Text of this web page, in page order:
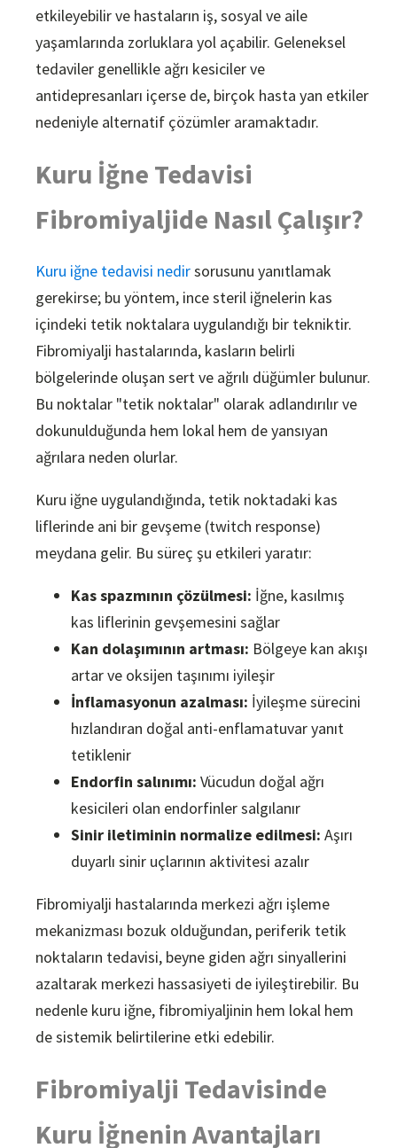
etkileyebilir ve hastaların iş, sosyal ve aile
yaşamlarında zorluklara yol açabilir. Geleneksel
tedaviler genellikle ağrı kesiciler ve
antidepresanları içerse de, birçok hasta yan etkiler
nedeniyle alternatif çözümler aramaktadır.
Kuru İğne Tedavisi
Fibromiyaljide Nasıl Çalışır?
Kuru iğne tedavisi nedirsorusunu yanıtlamak
gerekirse; bu yöntem, ince steril iğnelerin kas
içindeki tetik noktalara uygulandığı bir tekniktir.
Fibromiyalji hastalarında, kasların belirli
bölgelerinde oluşan sert ve ağrılı düğümler bulunur.
Bu noktalar "tetik noktalar" olarak adlandırılır ve
dokunulduğunda hem lokal hem de yansıyan
ağrılara neden olurlar.
Kuru iğne uygulandığında, tetik noktadaki kas
liflerinde ani bir gevşeme (twitch response)
meydana gelir. Bu süreç şu etkileri yaratır:
Kas spazmının çözülmesi: İğne, kasılmış
kas liflerinin gevşemesini sağlar
Kan dolaşımının artması: Bölgeye kan akışı
artar ve oksijen taşınımı iyileşir
İnflamasyonun azalması: İyileşme sürecini
hızlandıran doğal anti-enflamatuvar yanıt
tetiklenir
Endorfin salınımı: Vücudun doğal ağrı
kesicileri olan endorfinler salgılanır
Sinir iletiminin normalize edilmesi: Aşırı
duyarlı sinir uçlarının aktivitesi azalır
Fibromiyalji hastalarında merkezi ağrı işleme
mekanizması bozuk olduğundan, periferik tetik
noktaların tedavisi, beyne giden ağrı sinyallerini
azaltarak merkezi hassasiyeti de iyileştirebilir. Bu
nedenle kuru iğne, fibromiyaljinin hem lokal hem
de sistemik belirtilerine etki edebilir.
Fibromiyalji Tedavisinde
Kuru İğnenin Avantajları